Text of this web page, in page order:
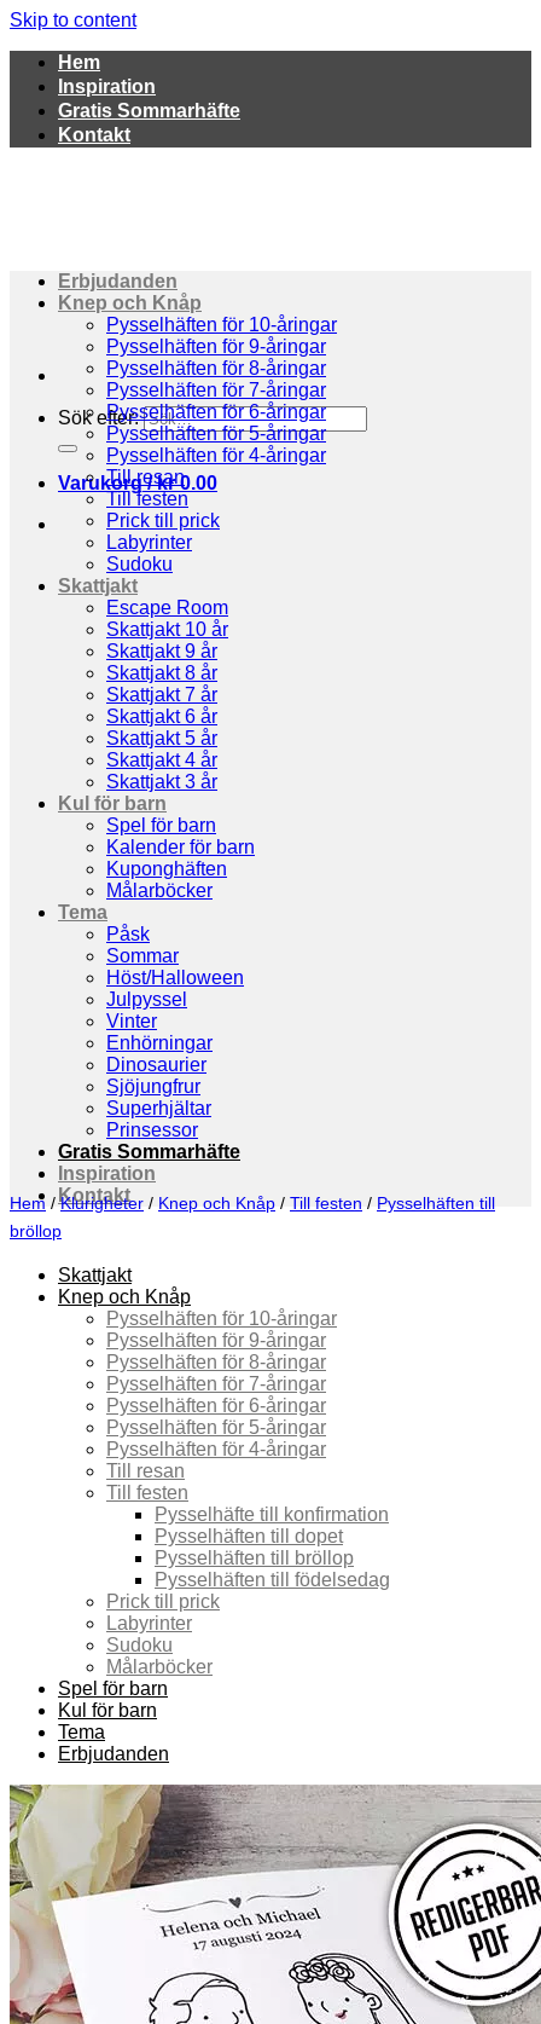
Skip to content
Hem
Inspiration
Gratis Sommarhäfte
Kontakt
Sök efter:
Varukorg /kr0.00
Erbjudanden
Knep och Knåp
Pysselhäften för 10-åringar
Pysselhäften för 9-åringar
Pysselhäften för 8-åringar
Pysselhäften för 7-åringar
Pysselhäften för 6-åringar
Pysselhäften för 5-åringar
Pysselhäften för 4-åringar
Till resan
Till festen
Prick till prick
Labyrinter
Sudoku
Skattjakt
Escape Room
Skattjakt 10 år
Skattjakt 9 år
Skattjakt 8 år
Skattjakt 7 år
Skattjakt 6 år
Skattjakt 5 år
Skattjakt 4 år
Skattjakt 3 år
Kul för barn
Spel för barn
Kalender för barn
Kuponghäften
Målarböcker
Tema
Påsk
Sommar
Höst/Halloween
Julpyssel
Vinter
Enhörningar
Dinosaurier
Sjöjungfrur
Superhjältar
Prinsessor
Gratis Sommarhäfte
Inspiration
Kontakt
Hem / Klurigheter / Knep och Knåp / Till festen / Pysselhäften till
bröllop
Skattjakt
Knep och Knåp
Pysselhäften för 10-åringar
Pysselhäften för 9-åringar
Pysselhäften för 8-åringar
Pysselhäften för 7-åringar
Pysselhäften för 6-åringar
Pysselhäften för 5-åringar
Pysselhäften för 4-åringar
Till resan
Till festen
Pysselhäfte till konfirmation
Pysselhäften till dopet
Pysselhäften till bröllop
Pysselhäften till födelsedag
Prick till prick
Labyrinter
Sudoku
Målarböcker
Spel för barn
Kul för barn
Tema
Erbjudanden